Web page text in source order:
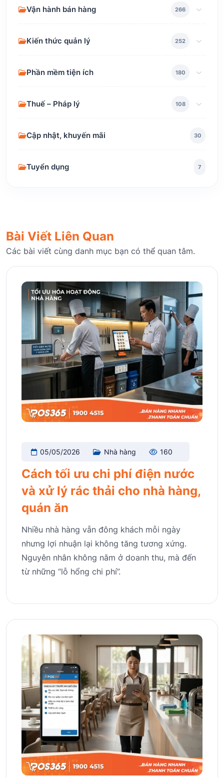
Vận hành bán hàng 266
Kiến thức quản lý 252
Phần mềm tiện ích 180
Thuế – Pháp lý 108
Cập nhật, khuyến mãi 30
Tuyển dụng 7
Bài Viết Liên Quan
Các bài viết cùng danh mục bạn có thể quan tâm.
05/05/2026 Nhà hàng 160
Cách tối ưu chi phí điện nước
và xử lý rác thải cho nhà hàng,
quán ăn
Nhiều nhà hàng vẫn đông khách mỗi ngày
nhưng lợi nhuận lại không tăng tương xứng.
Nguyên nhân không nằm ở doanh thu, mà đến
từ những “lỗ hổng chi phí”.